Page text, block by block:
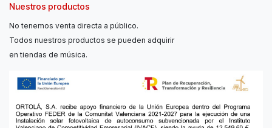
Nuestros productos
No tenemos venta directa a público.
Todos nuestros productos se pueden adquirir
en tiendas de música.